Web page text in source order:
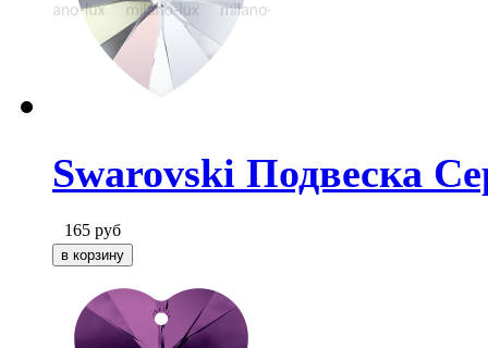
Swarovski Подвеска
165 руб